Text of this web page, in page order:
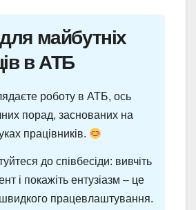
майбутніх
в АТБ
роботу в АТБ, ось
порад, заснованих на
працівників.
до співбесіди: вивчіть
і покажіть ентузіазм – це
працевлаштування.